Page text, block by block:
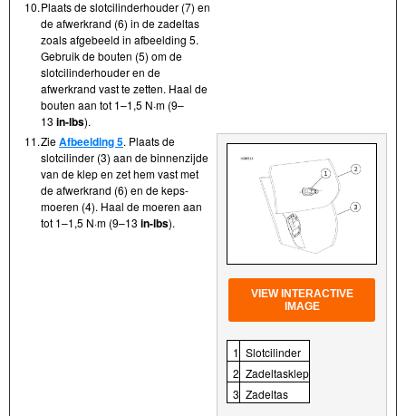
10.Plaats de slotcilinderhouder (7) en
de afwerkrand (6) in de zadeltas
zoals afgebeeld in afbeelding 5.
Gebruik de bouten (5) om de
slotcilinderhouder en de
afwerkrand vast te zetten. Haal de
bouten aan tot 1–1,5 N·m (9–
13 in-lbs).
11.ZieAfbeelding 5. Plaats de
slotcilinder (3) aan de binnenzijde
van de klep en zet hem vast met
de afwerkrand (6) en de keps-
moeren (4). Haal de moeren aan
tot 1–1,5 N·m (9–13 in-lbs).
VIEW INTERACTIVE
IMAGE
1 Slotcilinder
2 Zadeltasklep
3 Zadeltas